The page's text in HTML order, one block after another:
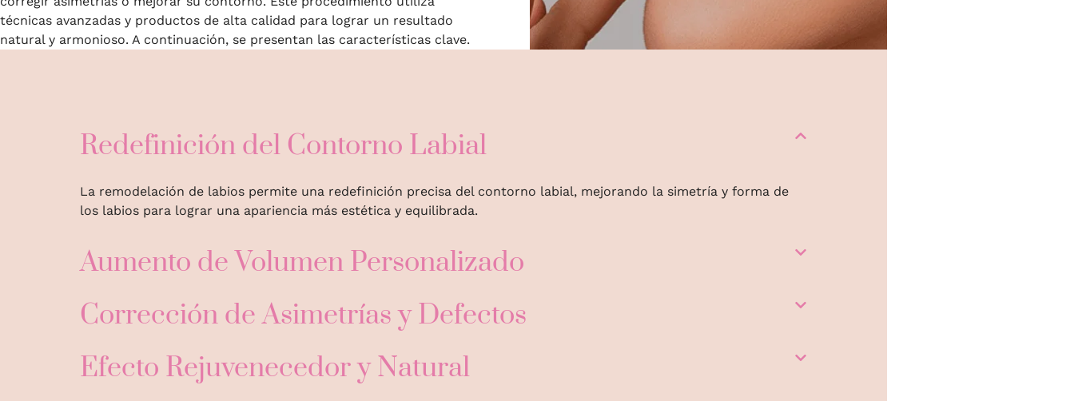
técnicas avanzadas y productos de alta calidad para lograr un resultado
natural y armonioso. A continuación, se presentan las características clave.
Redefinición del Contorno Labial
La remodelación de labios permite una redefinición precisa del contorno labial, mejorando la simetría y forma de
los labios para lograr una apariencia más estética y equilibrada.
Aumento de Volumen Personalizado
Corrección de Asimetrías y Defectos
Efecto Rejuvenecedor y Natural